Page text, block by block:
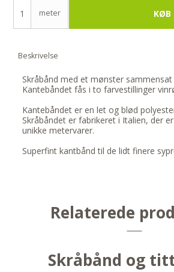
meter KØB
Beskrivelse
Skråbånd med et mønster
Kantebåndet fås i to farvestillinger
Kantebåndet er en let og blød
Skråbåndet er fabrikeret i Italien, der
unikke metervarer.
Superfint kantbånd til de lidt finere
Relaterede
Skråbånd og